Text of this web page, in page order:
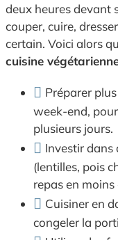
deux heures devant
couper, cuire,
certain. Voici alors
cuisine
Préparer
week-end,
plusieurs jours.
Investir dans
(lentilles, pois
repas en
Cuisiner en
congeler la